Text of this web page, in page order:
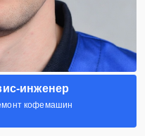
инженер
кофемашин